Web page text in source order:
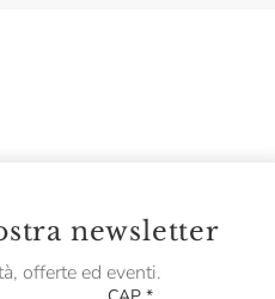
newsletter
offerte ed eventi.